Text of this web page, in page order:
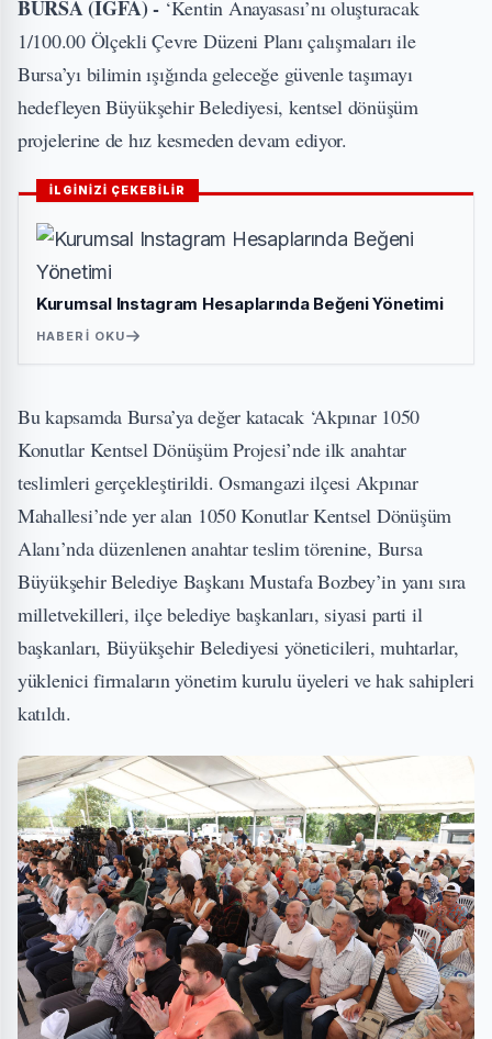
BURSA (İGFA) - ‘Kentin Anayasası’nı oluşturacak
1/100.00 Ölçekli Çevre Düzeni Planı çalışmaları ile
Bursa’yı bilimin ışığında geleceğe güvenle taşımayı
hedefleyen Büyükşehir Belediyesi, kentsel dönüşüm
projelerine de hız kesmeden devam ediyor.
İLGİNİZİ ÇEKEBİLİR
Kurumsal Instagram Hesaplarında Beğeni Yönetimi
HABERI OKU
Bu kapsamda Bursa’ya değer katacak ‘Akpınar 1050
Konutlar Kentsel Dönüşüm Projesi’nde ilk anahtar
teslimleri gerçekleştirildi. Osmangazi ilçesi Akpınar
Mahallesi’nde yer alan 1050 Konutlar Kentsel Dönüşüm
Alanı’nda düzenlenen anahtar teslim törenine, Bursa
Büyükşehir Belediye Başkanı Mustafa Bozbey’in yanı sıra
milletvekilleri, ilçe belediye başkanları, siyasi parti il
başkanları, Büyükşehir Belediyesi yöneticileri, muhtarlar,
yüklenici firmaların yönetim kurulu üyeleri ve hak sahipleri
katıldı.